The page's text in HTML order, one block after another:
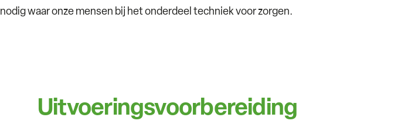
nodig waar onze mensen bij het onderdeel techniek voor zorgen.
Uitvoeringsvoorbereiding